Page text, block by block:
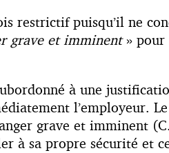
restrictif puisqu’il ne
grave et imminent» pour
à une
l’employeur.
grave et imminent
à sa propre sécurité et